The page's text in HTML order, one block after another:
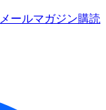
メールマガジン購読